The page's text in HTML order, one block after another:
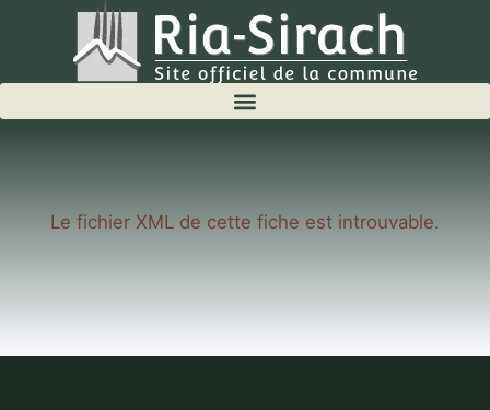
Le fichier XML de cette fiche est introuvable.